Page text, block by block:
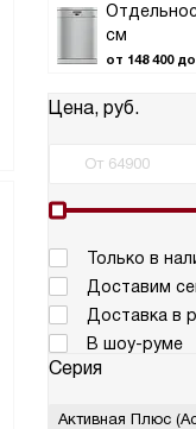
см
от 148 400
Цена, руб.
Только в
Доставим
Доставка в
В шоу-руме
Серия
Активная Плюс